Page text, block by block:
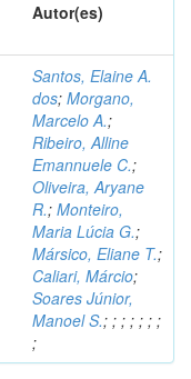
Autor(es)
Santos, Elaine A.
dos; Morgano,
Marcelo A.;
Ribeiro, Alline
Emannuele C.;
Oliveira, Aryane
R.; Monteiro,
Maria Lúcia G.;
Mársico, Eliane T.;
Caliari, Márcio;
Soares Júnior,
Manoel S.; ; ; ; ; ; ;
;